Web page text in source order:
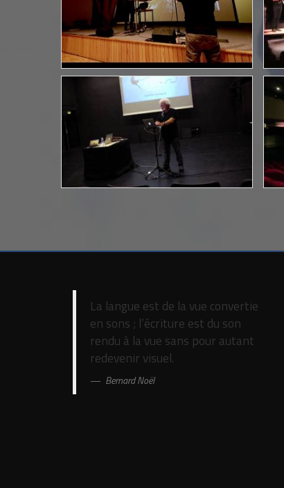
La langue est de la vue convertie
en sons ; l’écriture est du son
rendu à la vue sans pour autant
redevenir visuel.
Bernard Noël